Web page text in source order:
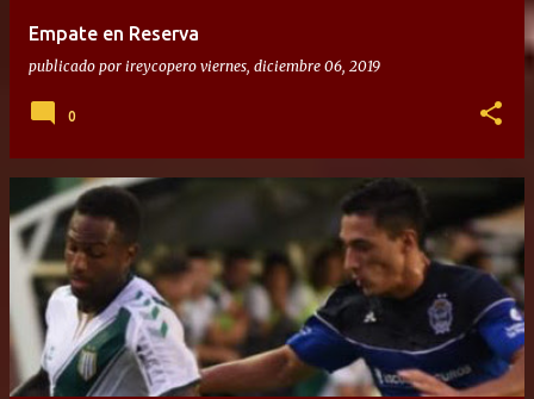
Empate en Reserva
publicado por ireycopero viernes, diciembre 06, 2019
0